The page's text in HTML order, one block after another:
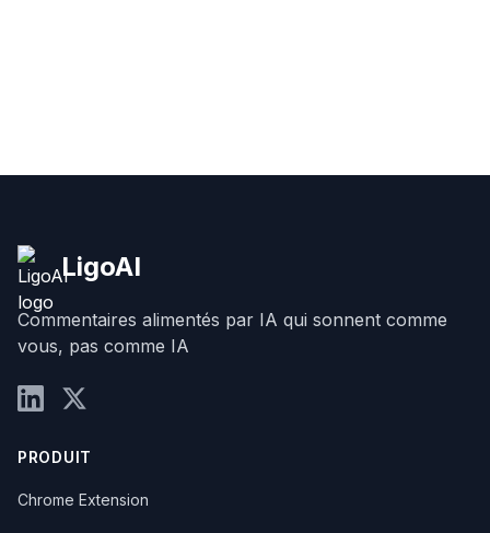
LigoAI
Commentaires alimentés par IA qui sonnent comme
vous, pas comme IA
PRODUIT
Chrome Extension